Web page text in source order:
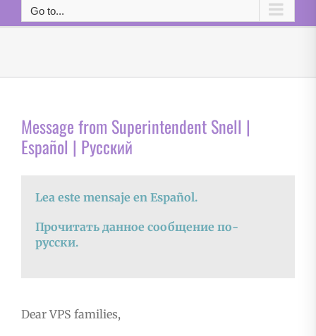
Go to...
Message from Superintendent Snell |
Español | Русский
Lea este mensaje en Español.
Прочитать данное сообщение по-
русски.
Dear VPS families,